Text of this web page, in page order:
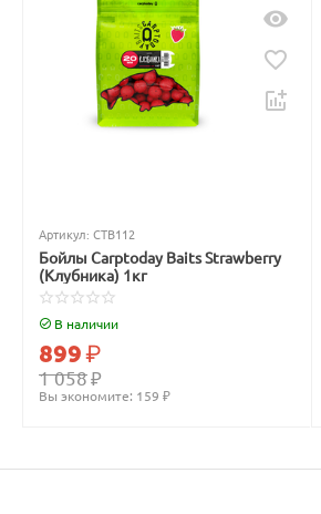
Артикул: CTB112
Бойлы Carptoday Baits Strawberry
(Клубника) 1кг
В наличии
1 058₽
899₽
Вы экономите: 159 ₽